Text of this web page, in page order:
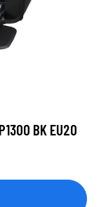
BK EU20